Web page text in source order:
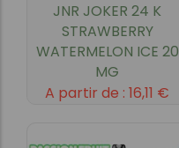
JNR JOKER 24 K
STRAWBERRY
WATERMELON ICE 20
MG
A partir de : 16,11 €